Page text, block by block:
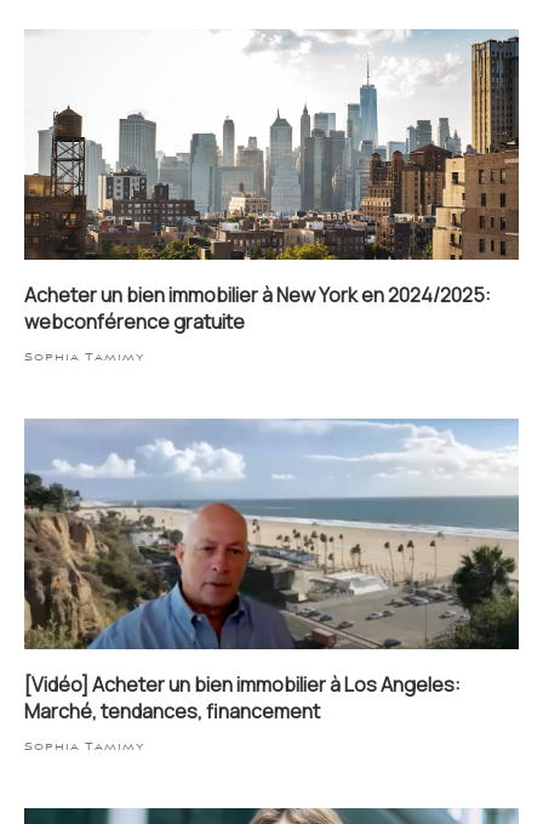
Acheter un bien immobilier à New York en 2024/2025:
webconférence gratuite
Sophia Tamimy
[Vidéo] Acheter un bien immobilier à Los Angeles:
Marché, tendances, financement
Sophia Tamimy